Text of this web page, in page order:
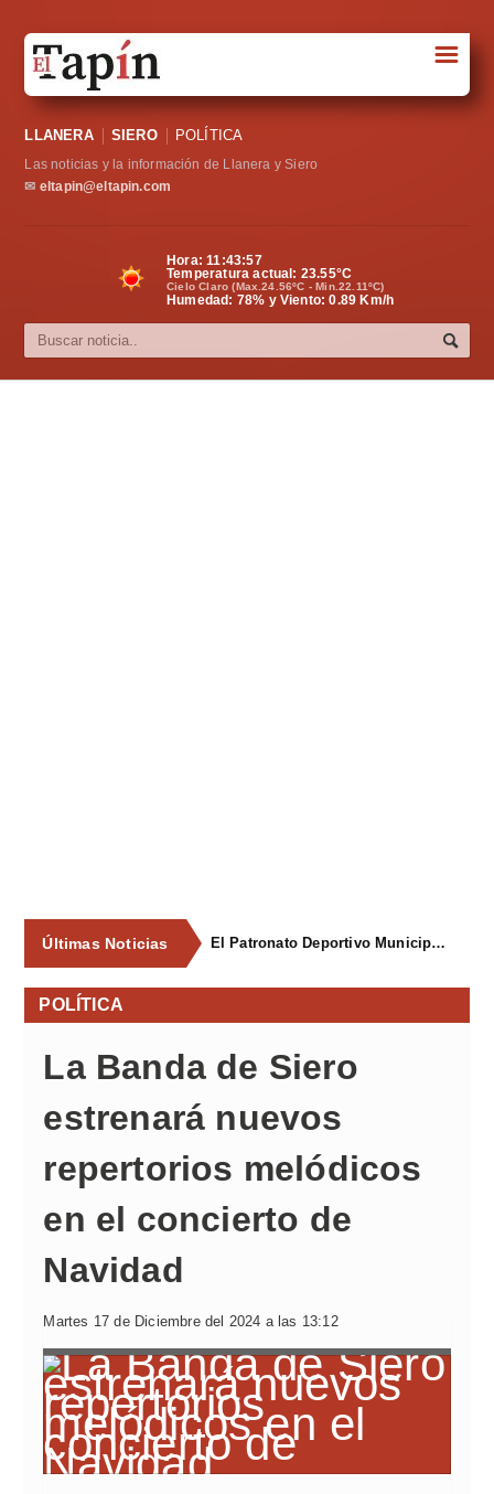
Sociedad
Política
Cultura
☰
LLANERA SIERO POLÍTICA
Las noticias y la información de Llanera y Siero
✉ eltapin@eltapin.com
Hora:11:43:57
Temperatura actual: 23.55°C
Cielo Claro (Max.24.56ºC - Min.22.11ºC)
Humedad: 78% y Viento: 0.89 Km/h
Últimas Noticias El Patronato Deportivo Municipal renueva el equipamiento de los gimnasios municipales
POLÍTICA
La Banda de Siero
estrenará nuevos
repertorios melódicos
en el concierto de
Navidad
Martes 17 de Diciembre del 2024 a las 13:12